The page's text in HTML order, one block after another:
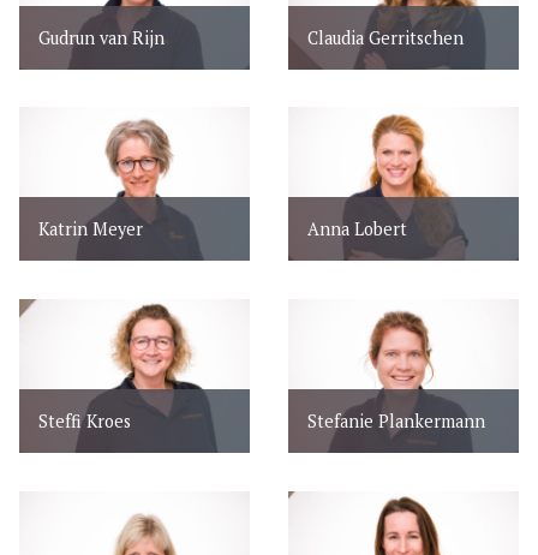
Gudrun van Rijn Claudia Gerritschen
Katrin Meyer Anna Lobert
Steffi Kroes Stefanie Plankermann